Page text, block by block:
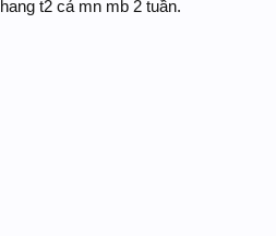
t2 cả mn mb 2 tuần.